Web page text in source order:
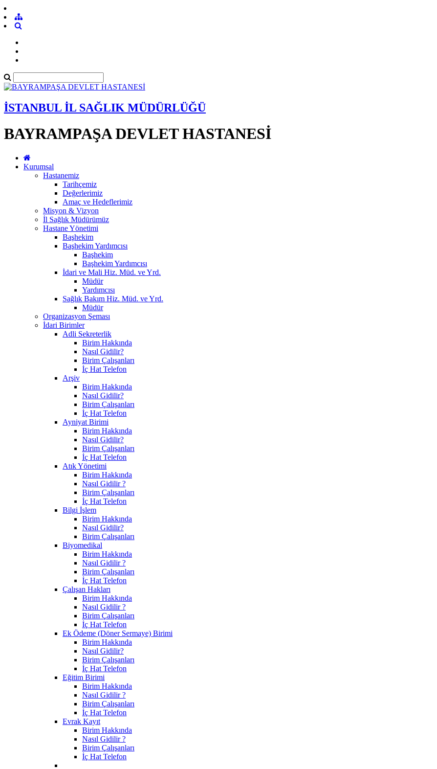
İSTANBUL İL SAĞLIK MÜDÜRLÜĞÜ
BAYRAMPAŞA DEVLET HASTANESİ
Kurumsal
Hastanemiz
Tarihçemiz
Değerlerimiz
Amaç ve Hedeflerimiz
Misyon & Vizyon
İl Sağlık Müdürümüz
Hastane Yönetimi
Başhekim
Başhekim Yardımcısı
Başhekim
Başhekim Yardımcısı
İdari ve Mali Hiz. Müd. ve Yrd.
Müdür
Yardımcısı
Sağlık Bakım Hiz. Müd. ve Yrd.
Müdür
Organizasyon Şeması
İdari Birimler
Adli Sekreterlik
Birim Hakkında
Nasıl Gidilir?
Birim Çalışanları
İç Hat Telefon
Arşiv
Birim Hakkında
Nasıl Gidilir?
Birim Çalışanları
İç Hat Telefon
Ayniyat Birimi
Birim Hakkında
Nasıl Gidilir?
Birim Çalışanları
İç Hat Telefon
Atık Yönetimi
Birim Hakkında
Nasıl Gidilir ?
Birim Çalışanları
İç Hat Telefon
Bilgi İşlem
Birim Hakkında
Nasıl Gidilir?
Birim Çalışanları
Biyomedikal
Birim Hakkında
Nasıl Gidilir ?
Birim Çalışanları
İç Hat Telefon
Çalışan Hakları
Birim Hakkında
Nasıl Gidilir ?
Birim Çalışanları
İç Hat Telefon
Ek Ödeme (Döner Sermaye) Birimi
Birim Hakkında
Nasıl Gidilir?
Birim Çalışanları
İç Hat Telefon
Eğitim Birimi
Birim Hakkında
Nasıl Gidilir ?
Birim Çalışanları
İç Hat Telefon
Evrak Kayıt
Birim Hakkında
Nasıl Gidilir ?
Birim Çalışanları
İç Hat Telefon